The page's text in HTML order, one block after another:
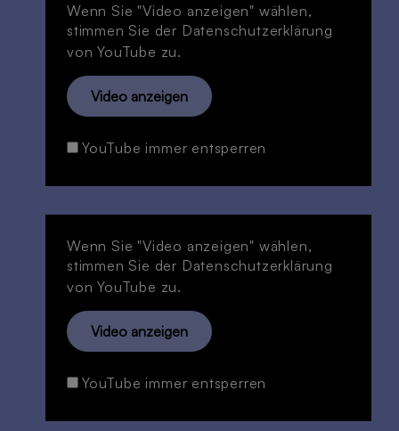
Wenn Sie "Video anzeigen" wählen,
stimmen Sie der Datenschutzerklärung
von YouTube zu.
Video anzeigen
YouTube immer entsperren
Wenn Sie "Video anzeigen" wählen,
stimmen Sie der Datenschutzerklärung
von YouTube zu.
Video anzeigen
YouTube immer entsperren